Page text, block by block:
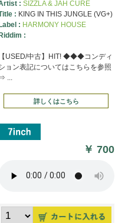
: SIZZLA & JAH CURE
: KING IN THIS JUNGLE (VG+)
: HARMONY HOUSE
:
【USED/中古】HIT! ◆◆◆コンディ
ョン表記についてはこちらを参照
...
詳しくはこちら
￥700